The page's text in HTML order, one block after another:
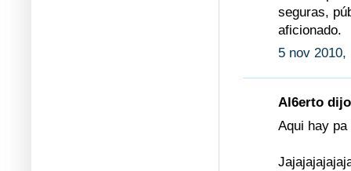
seguras,
aficionado.
5 nov 2010,
Al6erto
Aqui hay